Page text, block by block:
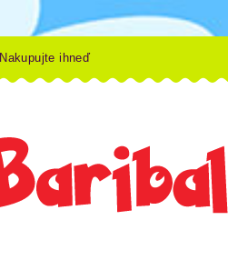
Nakupujte ihneď